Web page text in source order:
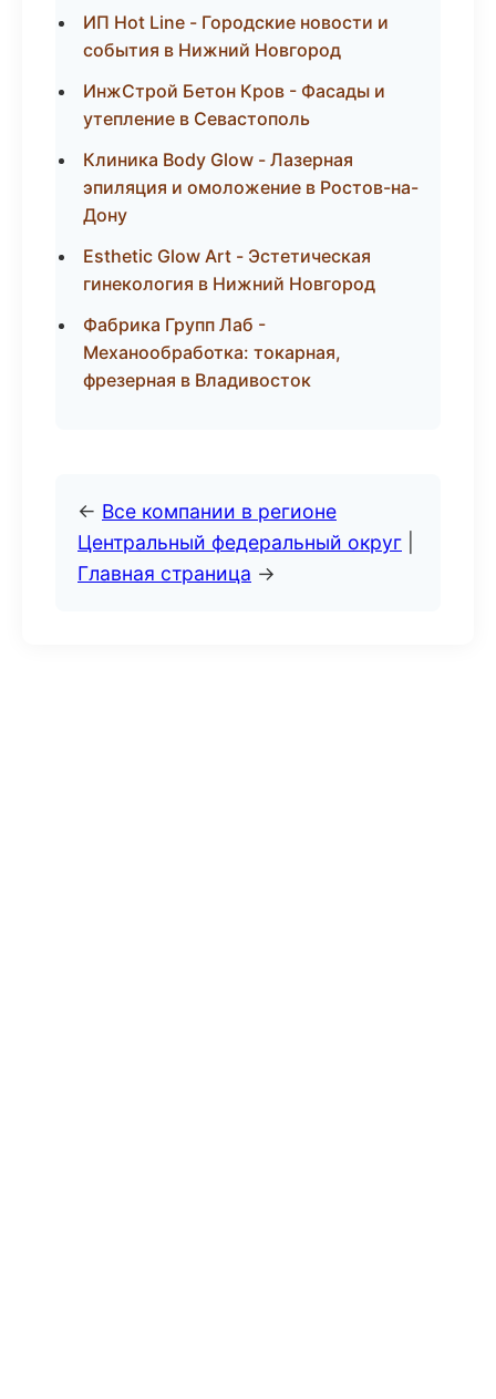
ИП Hot Line - Городские новости и
события в Нижний Новгород
ИнжСтрой Бетон Кров - Фасады и
утепление в Севастополь
Клиника Body Glow - Лазерная
эпиляция и омоложение в Ростов-на-
Дону
Esthetic Glow Art - Эстетическая
гинекология в Нижний Новгород
Фабрика Групп Лаб -
Механообработка: токарная,
фрезерная в Владивосток
← Все компании в регионе
Центральный федеральный округ
Главная страница →